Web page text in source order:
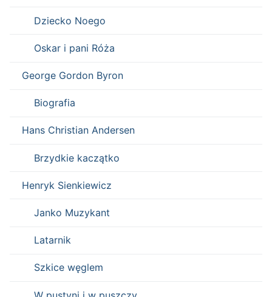
Dziecko Noego
Oskar i pani Róża
George Gordon Byron
Biografia
Hans Christian Andersen
Brzydkie kaczątko
Henryk Sienkiewicz
Janko Muzykant
Latarnik
Szkice węglem